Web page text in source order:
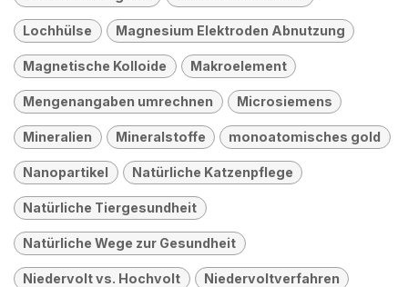
Lochhülse Magnesium Elektroden Abnutzung
Magnetische Kolloide Makroelement
Mengenangaben umrechnen Microsiemens
Mineralien Mineralstoffe monoatomisches gold
Nanopartikel Natürliche Katzenpflege
Natürliche Tiergesundheit
Natürliche Wege zur Gesundheit
Niedervolt vs. Hochvolt Niedervoltverfahren